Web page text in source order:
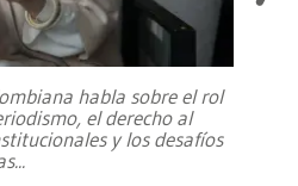
habla sobre el rol
el derecho al
y los desafíos
...